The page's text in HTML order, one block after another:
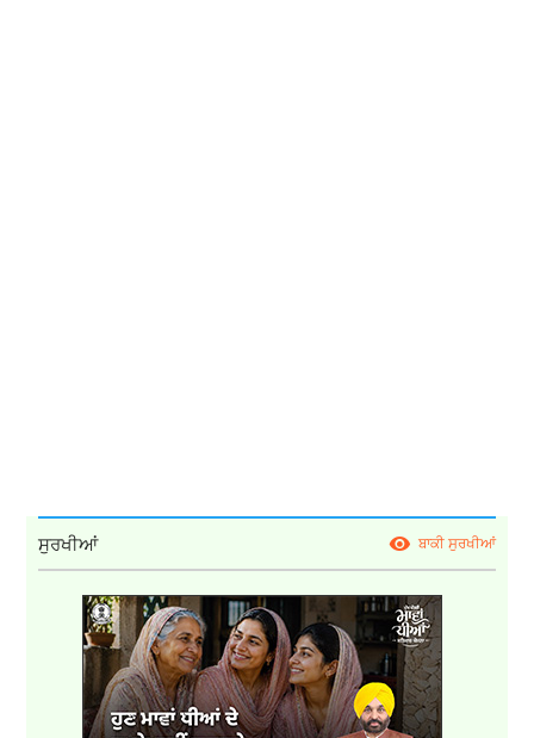
ਸੁਰਖੀਆਂ ਬਾਕੀ ਸੁਰਖੀਆਂ